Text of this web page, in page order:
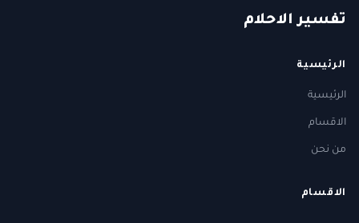
تفسير الاحلام
الرئيسية
الرئيسية
الاقسام
من نحن
الاقسام